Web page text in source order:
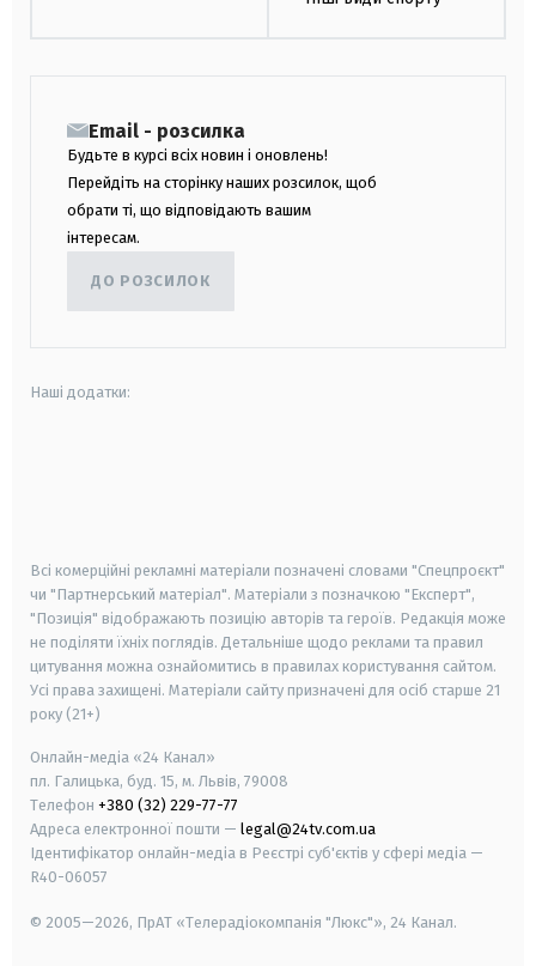
Email - розсилка
Будьте в курсі всіх новин і оновлень!
Перейдіть на сторінку наших розсилок, щоб
обрати ті, що відповідають вашим
інтересам.
ДО РОЗСИЛОК
Наші додатки:
Всі комерційні рекламні матеріали позначені словами "Спецпроєкт"
чи "Партнерський матеріал". Матеріали з позначкою "Експерт",
"Позиція" відображають позицію авторів та героїв. Редакція може
не поділяти їхніх поглядів. Детальніше щодо реклами та правил
цитування можна ознайомитись в правилах користування сайтом.
Усі права захищені. Матеріали сайту призначені для осіб старше 21
року (21+)
Онлайн-медіа «24 Канал»
пл. Галицька, буд. 15, м. Львів, 79008
Телефон +380 (32) 229-77-77
Адреса електронної пошти — legal@24tv.com.ua
Ідентифікатор онлайн-медіа в Реєстрі суб'єктів у сфері медіа —
R40-06057
© 2005—2026, ПрАТ «Телерадіокомпанія "Люкс"», 24 Канал.